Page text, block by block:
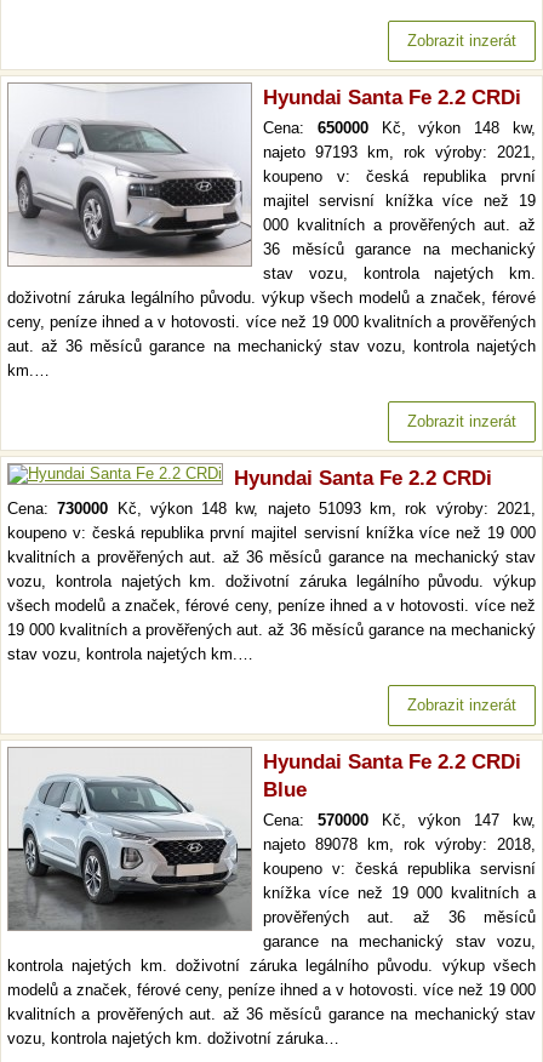
Zobrazit inzerát
Hyundai Santa Fe 2.2 CRDi
Cena: 650000Kč, výkon 148 kw,
najeto 97193 km, rok výroby: 2021,
koupeno v: česká republika první
majitel servisní knížka více než 19
000 kvalitních a prověřených aut. až
36 měsíců garance na mechanický
stav vozu, kontrola najetých km.
doživotní záruka legálního původu. výkup všech modelů a značek, férové
ceny, peníze ihned a v hotovosti. více než 19 000 kvalitních a prověřených
aut. až 36 měsíců garance na mechanický stav vozu, kontrola najetých
km.…
Zobrazit inzerát
Hyundai Santa Fe 2.2 CRDi
Cena:730000 Kč, výkon 148 kw, najeto 51093 km, rok výroby: 2021,
koupeno v: česká republika první majitel servisní knížka více než 19 000
kvalitních a prověřených aut. až 36 měsíců garance na mechanický stav
vozu, kontrola najetých km. doživotní záruka legálního původu. výkup
všech modelů a značek, férové ceny, peníze ihned a v hotovosti. více než
19 000 kvalitních a prověřených aut. až 36 měsíců garance na mechanický
stav vozu, kontrola najetých km.…
Zobrazit inzerát
Hyundai Santa Fe 2.2 CRDi
Blue
Cena: 570000Kč, výkon 147 kw,
najeto 89078 km, rok výroby: 2018,
koupeno v: česká republika servisní
knížka více než 19 000 kvalitních a
prověřených aut. až 36 měsíců
garance na mechanický stav vozu,
kontrola najetých km. doživotní záruka legálního původu. výkup všech
modelů a značek, férové ceny, peníze ihned a v hotovosti. více než 19 000
kvalitních a prověřených aut. až 36 měsíců garance na mechanický stav
vozu, kontrola najetých km. doživotní záruka…